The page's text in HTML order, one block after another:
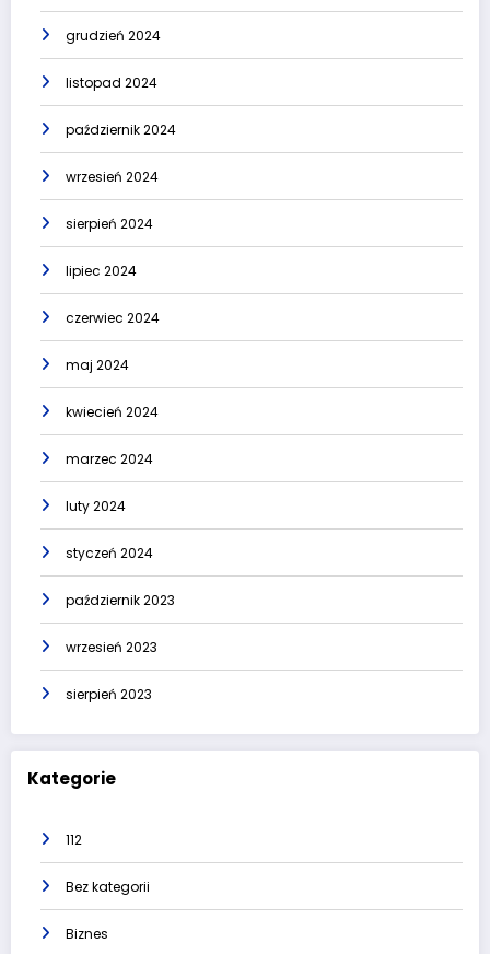
grudzień 2024
listopad 2024
październik 2024
wrzesień 2024
sierpień 2024
lipiec 2024
czerwiec 2024
maj 2024
kwiecień 2024
marzec 2024
luty 2024
styczeń 2024
październik 2023
wrzesień 2023
sierpień 2023
Kategorie
112
Bez kategorii
Biznes